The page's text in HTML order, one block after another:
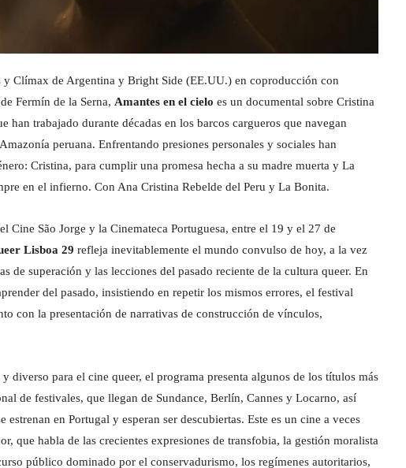
Clímax de Argentina y Bright Side (EE.UU.) en coproducción con
Fermín de la Serna, Amantes en el cielo es un documental sobre Cristina
han trabajado durante décadas en los barcos cargueros que navegan
peruana. Enfrentando presiones personales y sociales han
Cristina, para cumplir una promesa hecha a su madre muerta y La
en el infierno. Con Ana Cristina Rebelde del Peru y La Bonita.
Cine São Jorge y la Cinemateca Portuguesa, entre el 19 y el 27 de
Lisboa 29 refleja inevitablemente el mundo convulso de hoy, a la vez
de superación y las lecciones del pasado reciente de la cultura queer. En
del pasado, insistiendo en repetir los mismos errores, el festival
con la presentación de narrativas de construcción de vínculos,
diverso para el cine queer, el programa presenta algunos de los títulos más
de festivales, que llegan de Sundance, Berlín, Cannes y Locarno, así
estrenan en Portugal y esperan ser descubiertas. Este es un cine a veces
que habla de las crecientes expresiones de transfobia, la gestión moralista
público dominado por el conservadurismo, los regímenes autoritarios,